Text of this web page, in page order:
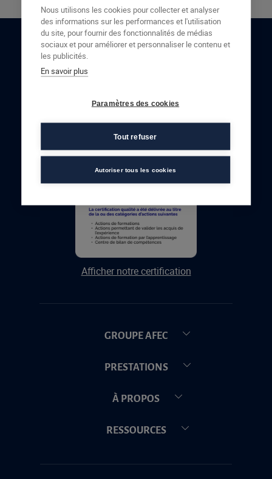
RESTONS EN CONTACT
Afficher notre certification
GROUPE AFEC
PRESTATIONS
À PROPOS
RESSOURCES
Nous utilisons les cookies pour collecter et analyser
des informations sur les performances et l'utilisation
du site, pour fournir des fonctionnalités de médias
sociaux et pour améliorer et personnaliser le contenu et
les publicités.
En savoir plus
Paramètres des cookies
Tout refuser
Autoriser tous les cookies